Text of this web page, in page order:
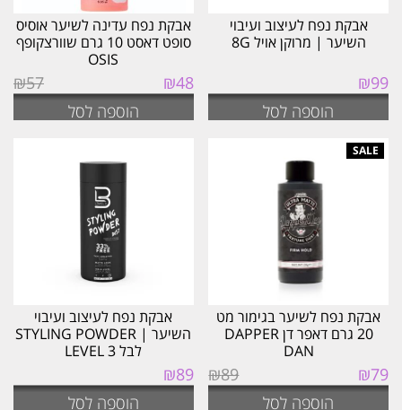
אבקת נפח לעיצוב ועיבוי
השיער | מרוקן אויל 8G
₪99
הוספה לסל
אבקת נפח עדינה לשיער אוסיס
סופט דאסט 10 גרם שוורצקופף
OSIS
₪57
המחיר
המקורי
₪48
הנוכחי
הוספה לסל
אבקת נפח לשיער בגימור מט
20 גרם דאפר דן DAPPER
DAN
₪89
המחיר
המקורי
₪79
הנוכחי
הוספה לסל
אבקת נפח לעיצוב ועיבוי
השיער | STYLING POWDER
לבל LEVEL 3
₪89
הוספה לסל